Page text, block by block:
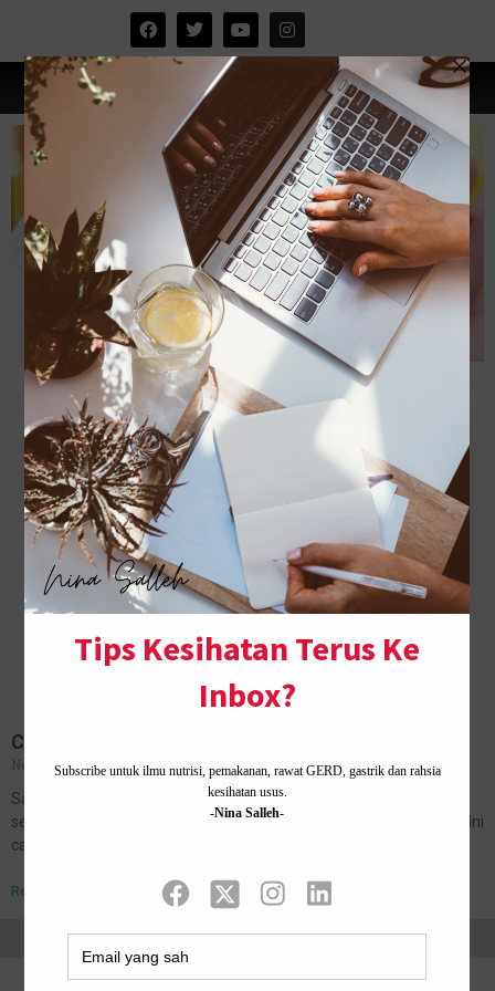
Cara untuk Mula Menyimpan Emas
November 15, 2020
1 Comment
Saya baru saja buka akaun simpanan emas , rupanya ramai juga
serupa dan tak tahu bagaimana cara mudah untuk simpan emas. Ini
cara untuk menyimpan emas yang saya tahu: Gold…
Read More »
Home ·About Me·Contact Us .Privacy Policy ·